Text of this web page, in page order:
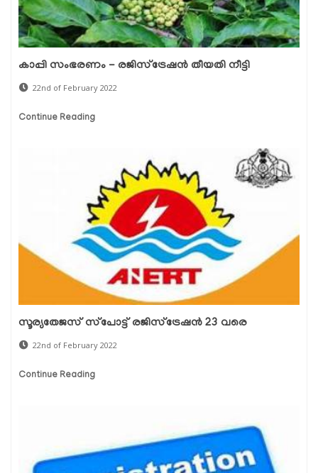
കാപ്പി സംഭരണം - രജിസ്‌ട്രേഷന്‍ തീയതി നീട്ടി
22nd of February 2022
Continue Reading
സൂര്യതേജസ് സ്‌പോട്ട് രജിസ്‌ട്രേഷന്‍ 23 വരെ
22nd of February 2022
Continue Reading